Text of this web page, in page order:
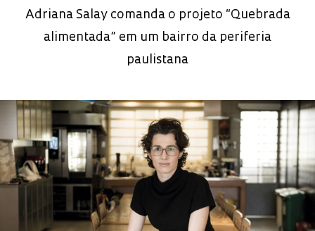
Adriana Salay comanda o projeto “Quebrada
alimentada” em um bairro da periferia
paulistana